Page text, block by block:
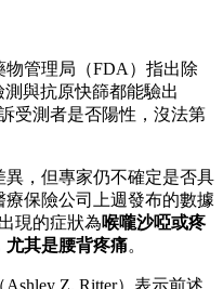
物管理局（FDA）指出除
與抗原快篩都能驗出
受測者是否陽性，沒法第
，但專家仍不確定是否具
保險公司上週發布的數據
現的症狀為喉嚨沙啞或疼
尤其是腰背疼痛。
Z. Ritter）表示前述